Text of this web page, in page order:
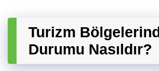
Turizm
Durumu Nasıldır?